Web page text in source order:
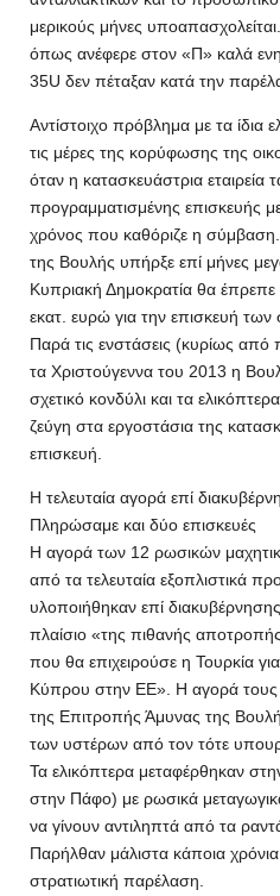
μερικούς μήνες
όπως ανέφερε στον «Π» καλά
35U δεν πέταξαν κατά την
Αντίστοιχο πρόβλημα με τα ίδια
τις μέρες της κορύφωσης της
όταν η κατασκευάστρια
προγραμματισμένης επισκευής
χρόνος που καθόριζε η
της Βουλής υπήρξε επί μήνες
Κυπριακή Δημοκρατία θα
εκατ. ευρώ για την επισκευή των
Παρά τις ενστάσεις (κυρίως
τα Χριστούγεννα του 2013 η
σχετικό κονδύλι και τα
ζεύγη στα εργοστάσια της
επισκευή.
Η τελευταία αγορά επί
Πληρώσαμε και δύο επισκευές
Η αγορά των 12 ρωσικών
από τα τελευταία εξοπλιστικά
υλοποιήθηκαν επί
πλαίσιο «της πιθανής
που θα επιχειρούσε η Τουρκία
Κύπρου στην ΕΕ». Η αγορά τους
της Επιτροπής Άμυνας της
των υστέρων από τον τότε
Τα ελικόπτερα μεταφέρθηκαν
στην Πάφο) με ρωσικά
να γίνουν αντιληπτά από τα
Παρήλθαν μάλιστα κάποια χρόνια
στρατιωτική παρέλαση.